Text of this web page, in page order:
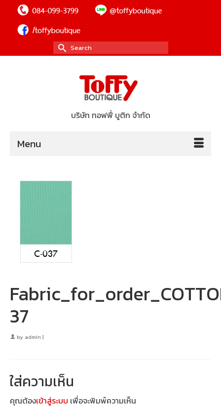
Search
for:
บริษัท ทอฟฟี่ บูติก จำกัด
Menu
37
by admin |
ใส่ความเห็น
คุณต้องเข้าสู่ระบบ เพื่อจะพิมพ์ความเห็น